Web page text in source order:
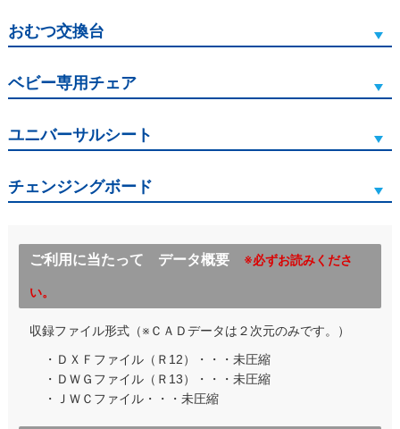
おむつ交換台
ベビー専用チェア
ユニバーサルシート
チェンジングボード
ご利用に当たって データ概要 ※必ずお読みくださ
い。
収録ファイル形式（※ＣＡＤデータは２次元のみです。）
・ＤＸＦファイル（Ｒ12）・・・未圧縮
・ＤＷＧファイル（Ｒ13）・・・未圧縮
・ＪＷＣファイル・・・未圧縮